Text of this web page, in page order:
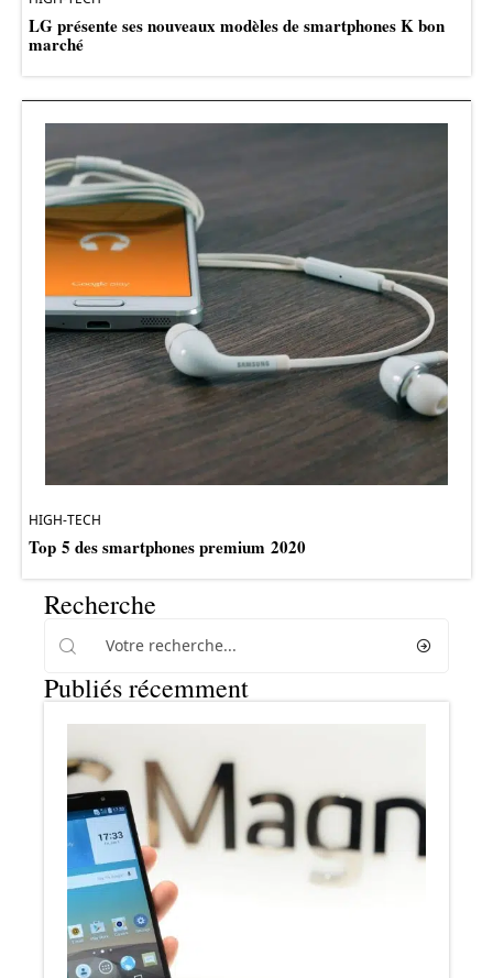
LG présente ses nouveaux modèles de smartphones K bon
marché
HIGH-TECH
Top 5 des smartphones premium 2020
Recherche
Publiés récemment